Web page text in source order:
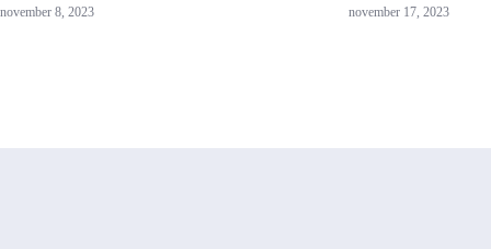
november 8, 2023 november 17, 2023